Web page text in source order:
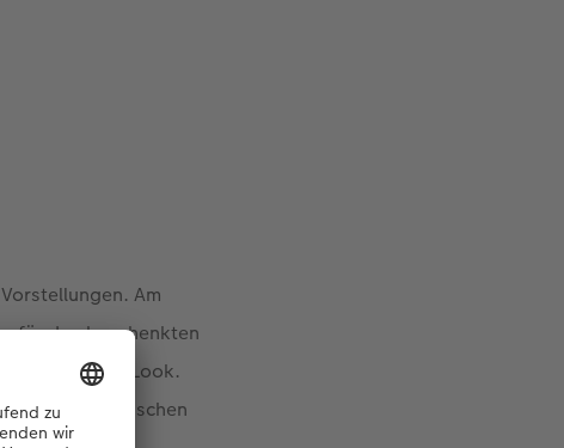
Am
für den beschenkten
festlichen Look.
im quadratischen